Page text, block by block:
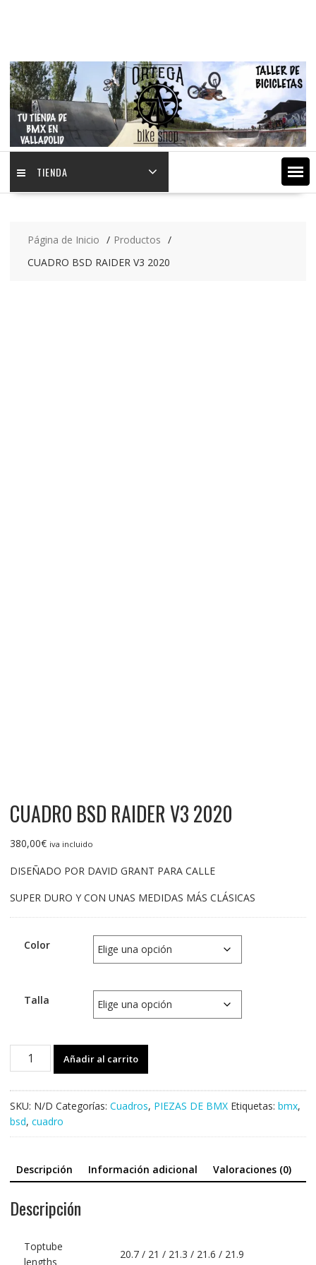
TIENDA
Página de Inicio
Productos
CUADRO BSD RAIDER V3 2020
CUADRO BSD RAIDER V3 2020
380,00€ iva incluido
DISEÑADO POR DAVID GRANT PARA CALLE
SUPER DURO Y CON UNAS MEDIDAS MÁS CLÁSICAS
Color
Talla
CUADRO
2020
cantidad
Añadir al carrito
SKU: N/D Categorías: Cuadros, PIEZAS DE BMX Etiquetas: bmx,
bsd, cuadro
Descripción Información adicional Valoraciones (0)
Descripción
Toptube
lengths
20.7 / 21 / 21.3 / 21.6 / 21.9